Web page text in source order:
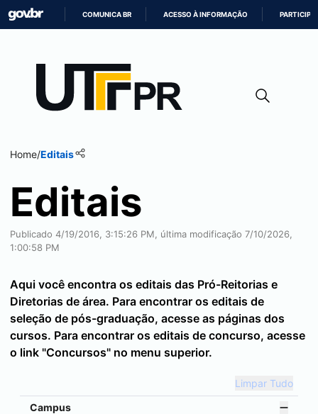
CONTEÚDO
COMUNICA BR ACESSO À INFORMAÇÃO PARTICIPE
Home/Editais
Editais
Publicado 4/19/2016, 3:15:26 PM, última modificação 7/10/2026,
1:00:58 PM
Aqui você encontra os editais das Pró-Reitorias e
Diretorias de área. Para encontrar os editais de
seleção de pós-graduação, acesse as páginas dos
cursos. Para encontrar os editais de concurso, acesse
o link "Concursos" no menu superior.
Limpar Tudo
Campus